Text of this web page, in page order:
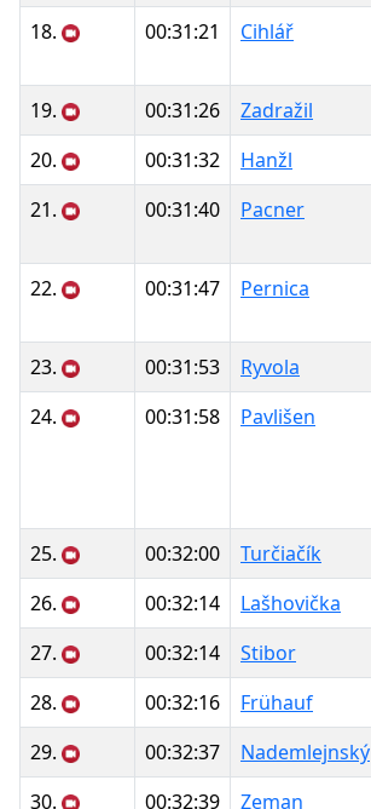
18.
00:31:21 Cihlář
19. 00:31:26 Zadražil
20.
00:31:32 Hanžl
21.
00:31:40 Pacner
22. 00:31:47 Pernica
23. 00:31:53 Ryvola
24.
00:31:58 Pavlišen
25. 00:32:00 Turčiačík
26.
00:32:14 Lašhovička
27.
00:32:14 Stibor
28.
00:32:16 Frühauf
29.
00:32:37 Nademlejnský
30.
00:32:39 Zeman